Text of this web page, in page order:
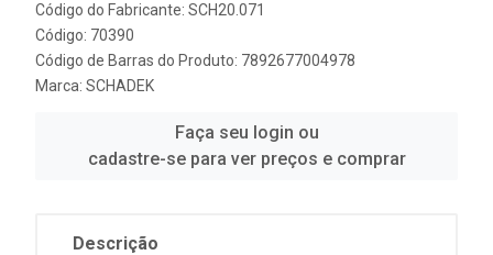
Código do Fabricante: SCH20.071
Código: 70390
Código de Barras do Produto: 7892677004978
Marca: SCHADEK
Faça seu login ou
cadastre-se para ver preços e comprar
Descrição